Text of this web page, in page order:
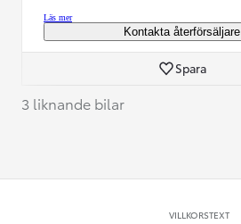
Läs mer
Kontakta återförsäljare
Spara
3 liknande bilar
VILLKORSTEXT